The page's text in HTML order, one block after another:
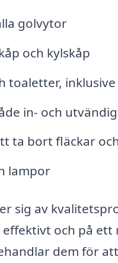
golvytor
och kylskåp
toaletter,
in- och
ta bort fläckar
lampor
sig av
och på ett
dem för